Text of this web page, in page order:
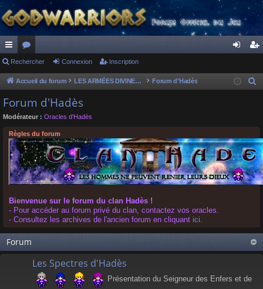
ac
co
ur
ci
or
u
s
ne cri
Rechercher Connexion Inscription
Accueil du forum LES ARMÉES DIVINES - FORUMS DE CLAN Forum d'Hadès
r
c
h
e
Forum d'Hadès
Modérateur : Oracles d'Hadès
Règles du forum
Bienvenue sur le forum du clan Hadès !
- Pour accéder au forum privé du clan, contactez vos oracles.
- Consultez les archives de l'ancien forum en cliquant ici.
Forum
Les Spectres d'Hadès
Présentation du Seigneur des Enfers et de